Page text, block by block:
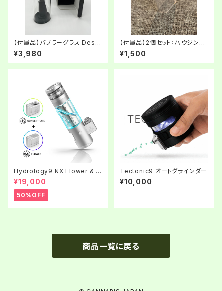
【付属品】バブラーグラス Deskt
op Bubbler / Hybrid Duo
¥3,980
【付属品】2個セット：ハウジング
ケース(プラスチック) / Hydro
Bubbler
¥1,500
Hydrology9 NX Flower & C
oncentrate Vaporizer
¥19,000
50%OFF
Tectonic9 オートグラインダー
¥10,000
商品一覧に戻る